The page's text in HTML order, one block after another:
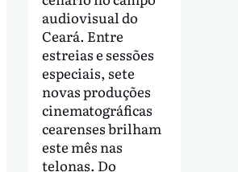
audiovisual do
Ceará. Entre
estreias e sessões
especiais, sete
novas produções
cinematográficas
cearenses brilham
este mês nas
telonas. Do